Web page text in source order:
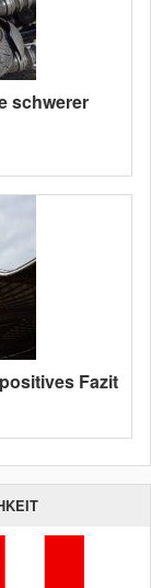
schwerer
Fazit